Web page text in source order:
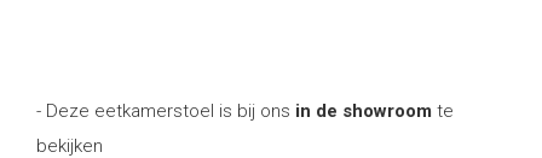
- Deze eetkamerstoel is bij ons in de showroom te
bekijken